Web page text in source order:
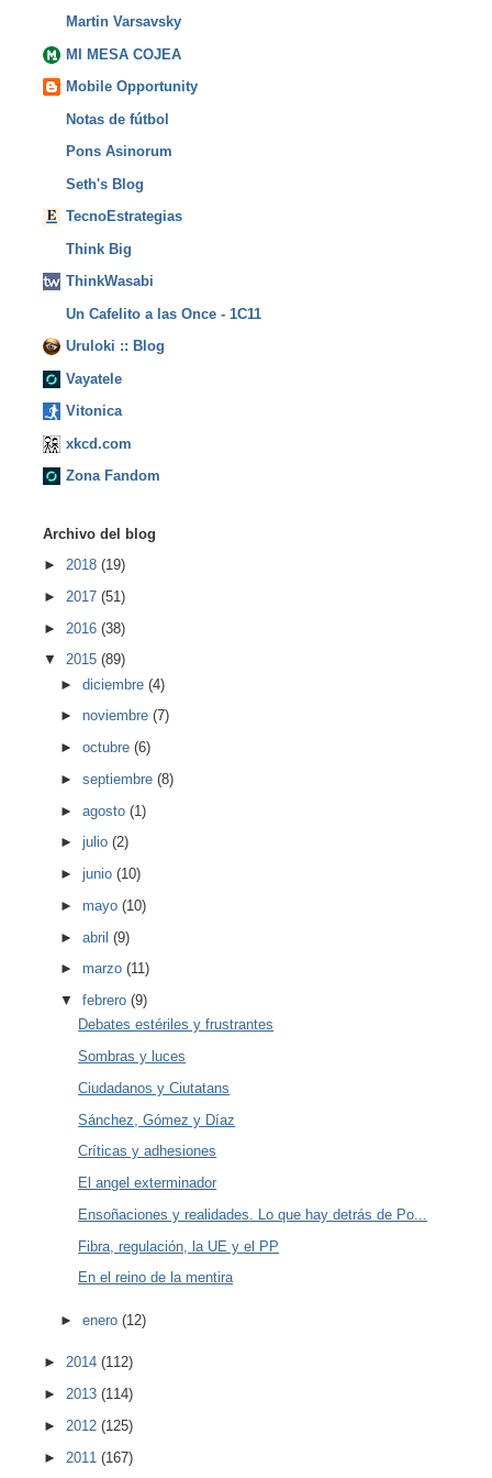
Martin Varsavsky
MI MESA COJEA
Mobile Opportunity
Notas de fútbol
Pons Asinorum
Seth's Blog
TecnoEstrategias
Think Big
ThinkWasabi
Un Cafelito a las Once - 1C11
Uruloki :: Blog
Vayatele
Vitonica
xkcd.com
Zona Fandom
Archivo del blog
► 2018 (19)
► 2017 (51)
► 2016 (38)
▼ 2015 (89)
►diciembre(4)
►noviembre(7)
►octubre(6)
►septiembre(8)
►agosto(1)
►julio(2)
►junio(10)
►mayo(10)
►abril(9)
►marzo(11)
▼febrero(9)
Debates estériles y frustrantes
Sombras y luces
Ciudadanos y Ciutatans
Sánchez, Gómez y Díaz
Críticas y adhesiones
El angel exterminador
Ensoñaciones y realidades. Lo que hay detrás de Po...
Fibra, regulación, la UE y el PP
En el reino de la mentira
►enero(12)
► 2014 (112)
► 2013 (114)
► 2012 (125)
► 2011 (167)